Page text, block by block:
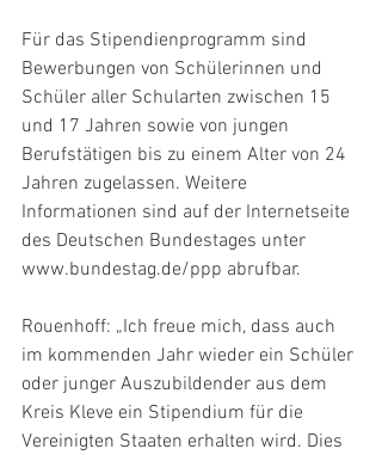
Für das Stipendienprogramm sind
Bewerbungen von Schülerinnen und
Schüler aller Schularten zwischen 15
und 17 Jahren sowie von jungen
Berufstätigen bis zu einem Alter von 24
Jahren zugelassen. Weitere
Informationen sind auf der Internetseite
des Deutschen Bundestages unter
www.bundestag.de/ppp abrufbar.
Rouenhoff: „Ich freue mich, dass auch
im kommenden Jahr wieder ein Schüler
oder junger Auszubildender aus dem
Kreis Kleve ein Stipendium für die
Vereinigten Staaten erhalten wird. Dies